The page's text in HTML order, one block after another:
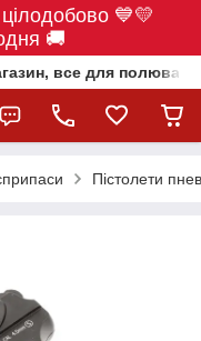
💙💛
🚚
все для
Пістолети